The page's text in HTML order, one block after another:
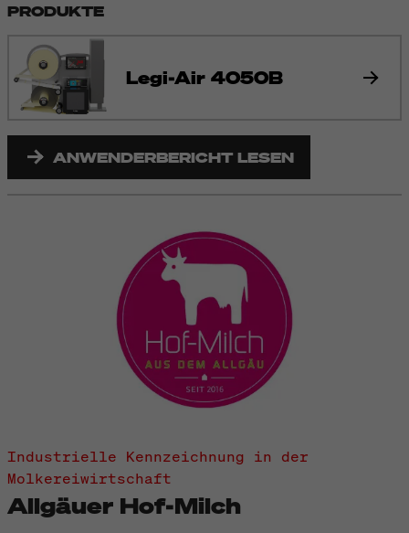
PRODUKTE
Legi-Air 4050B
ANWENDERBERICHT LESEN
Industrielle Kennzeichnung in der
Molkereiwirtschaft
Allgäuer Hof-Milch